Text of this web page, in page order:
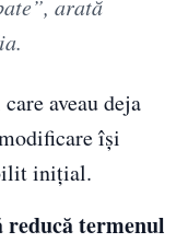
arată
aveau deja
își
inițial.
reducă termenul